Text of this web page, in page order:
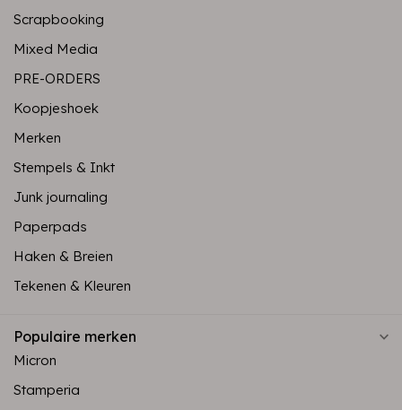
Scrapbooking
Mixed Media
PRE-ORDERS
Koopjeshoek
Merken
Stempels & Inkt
Junk journaling
Paperpads
Haken & Breien
Tekenen & Kleuren
Populaire merken
Micron
Stamperia